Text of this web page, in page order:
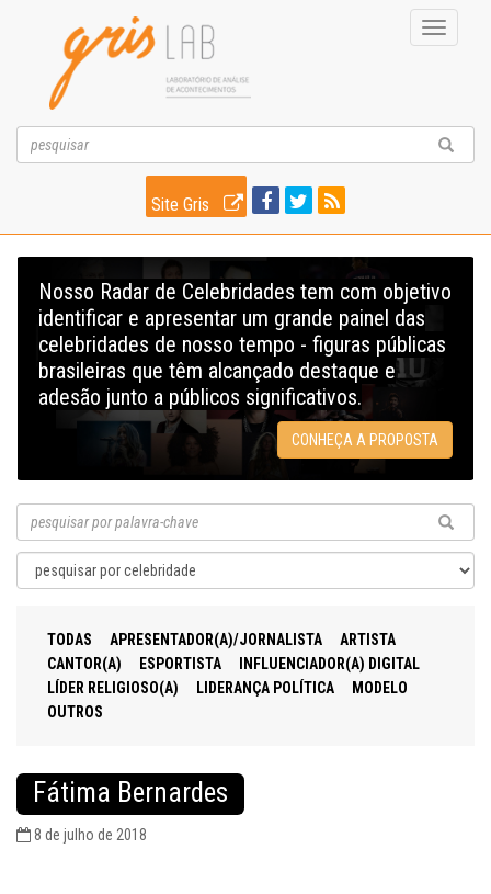
Toggle
Site Gris
Nosso Radar de Celebridades tem com objetivo
identificar e apresentar um grande painel das
celebridades de nosso tempo - figuras públicas
brasileiras que têm alcançado destaque e
adesão junto a públicos significativos.
CONHEÇA A PROPOSTA
TODAS APRESENTADOR(A)/JORNALISTA
ARTISTA
CANTOR(A)
ESPORTISTA
INFLUENCIADOR(A) DIGITAL
LÍDER RELIGIOSO(A)
LIDERANÇA POLÍTICA
MODELO
OUTROS
Fátima Bernardes
8 de julho de 2018